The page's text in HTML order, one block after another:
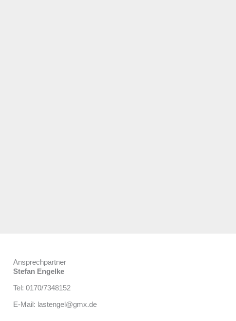
Ansprechpartner
Stefan Engelke
Tel: 0170/7348152
E-Mail: lastengel@gmx.de